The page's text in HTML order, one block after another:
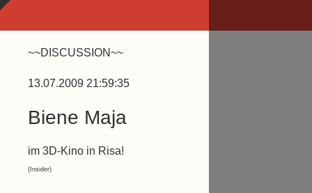
~~DISCUSSION~~
13.07.2009 21:59:35
Biene Maja
im 3D-Kino in Risa!
(Insider)